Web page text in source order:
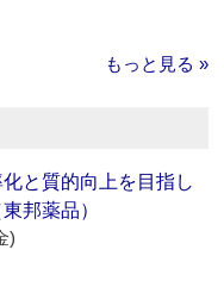
もっと見る »
化と質的向上を目指し
邦薬品）
)